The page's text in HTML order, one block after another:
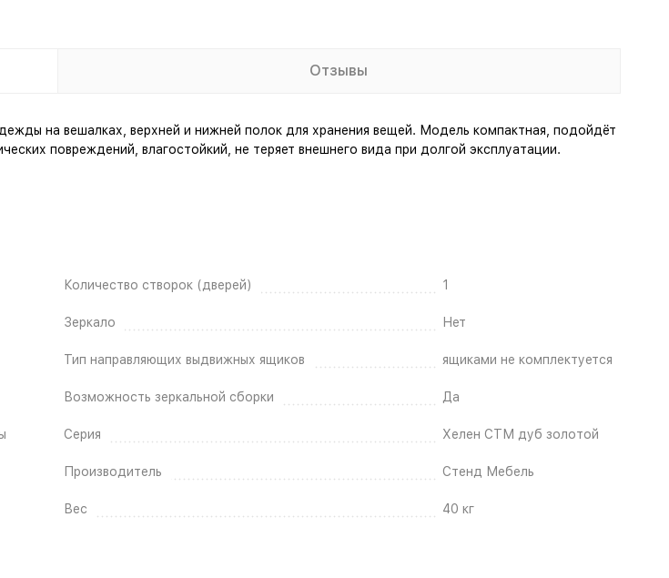
Отзывы
на вешалках, верхней и нижней полок для хранения вещей. Модель компактная, подойдёт
повреждений, влагостойкий, не теряет внешнего вида при долгой эксплуатации.
Количество створок (дверей) 1
Зеркало Нет
Тип направляющих выдвижных ящиков ящиками не комплектуется
Возможность зеркальной сборки Да
Серия Хелен СТМ дуб золотой
Производитель Стенд Мебель
Вес 40 кг